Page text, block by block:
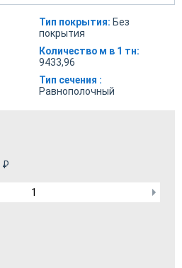
Тип покрытия: Без
покрытия
Количество м в 1 тн:
9433,96
Тип сечения :
Равнополочный
₽